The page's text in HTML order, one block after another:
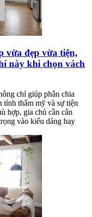
vừa đẹp vừa tiện,
này khi chọn vách
chỉ giúp phân chia
tính thẩm mỹ và sự tiện
hợp, gia chủ cần cân
vào kiểu dáng hay